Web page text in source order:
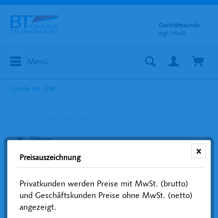
Menü
Geschäftskunde
zzgl. MwSt.
Loctite AA 3081
Filtern
Preisauszeichnung
Privatkunden werden Preise mit MwSt. (brutto)
und Geschäftskunden Preise ohne MwSt. (netto)
angezeigt.